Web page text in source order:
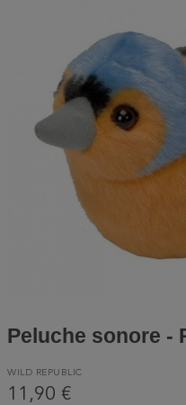
Peluche sonore -
WILD REPUBLIC
11,90 €